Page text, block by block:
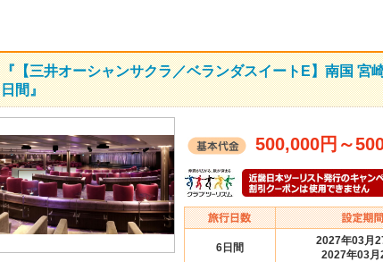
『【三井オーシャンサクラ／ベランダスイートE】南国 宮
日間』
500,000円 ～
6日間
2027年03月
2027年03月